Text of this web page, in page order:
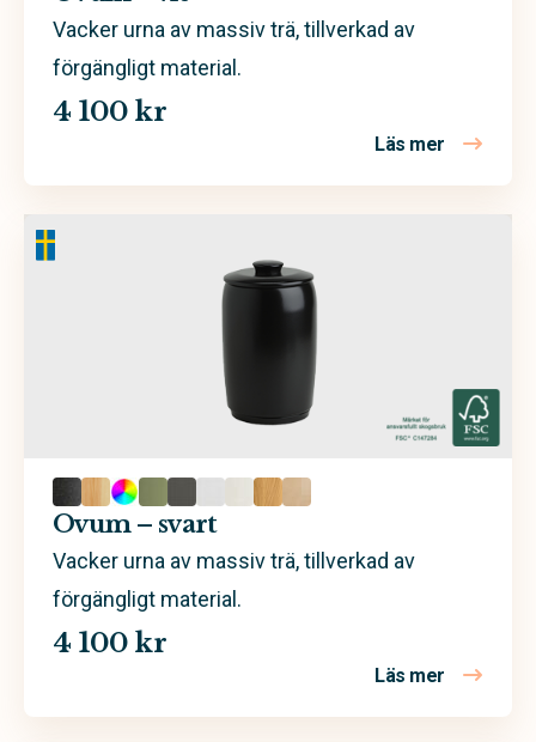
Vacker urna av massiv trä, tillverkad av
förgängligt material.
4 100 kr
Läs mer om Ovum
Ovum – svart
Vacker urna av massiv trä, tillverkad av
förgängligt material.
4 100 kr
Läs mer om Ovum